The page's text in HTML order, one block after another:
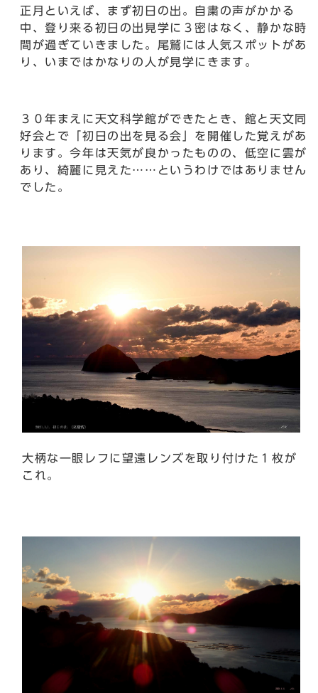
正月といえば、まず初日の出。自粛の声がかかる
中、登り来る初日の出見学に３密はなく、静かな時
間が過ぎていきました。尾鷲には人気スポットがあ
り、いまではかなりの人が見学にきます。
３０年まえに天文科学館ができたとき、館と天文同
好会とで「初日の出を見る会」を開催した覚えがあ
ります。今年は天気が良かったものの、低空に雲が
あり、綺麗に見えた……というわけではありません
でした。
大柄な一眼レフに望遠レンズを取り付けた１枚が
これ。